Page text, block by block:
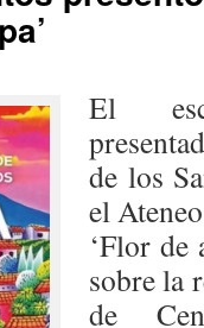
El
de los
el
‘Flor de
sobre la
de